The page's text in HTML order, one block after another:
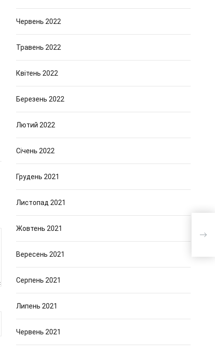
Червень 2022
Травень 2022
Квітень 2022
Березень 2022
Лютий 2022
Січень 2022
Грудень 2021
Листопад 2021
Жовтень 2021
Вересень 2021
Серпень 2021
Липень 2021
Червень 2021